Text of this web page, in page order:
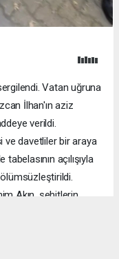
Vatan uğruna
İlhan'ın aziz
verildi.
ve davetliler bir araya
açılışıyla
Akın, şehitlerin